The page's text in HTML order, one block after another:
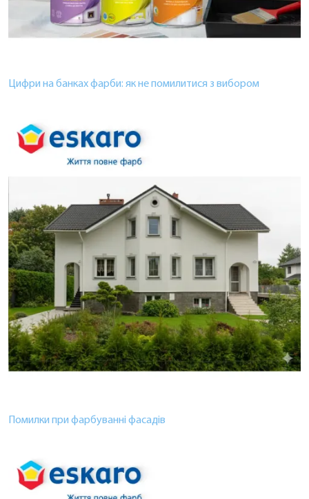
Цифри на банках фарби: як не помилитися з вибором
Помилки при фарбуванні фасадів